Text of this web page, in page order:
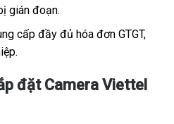
gián đoạn.
cấp đầy đủ hóa đơn GTGT,
đặt Camera Viettel